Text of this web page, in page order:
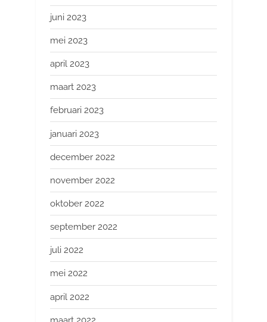
juni 2023
mei 2023
april 2023
maart 2023
februari 2023
januari 2023
december 2022
november 2022
oktober 2022
september 2022
juli 2022
mei 2022
april 2022